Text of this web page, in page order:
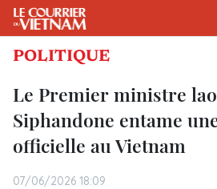
POLITIQUE
Le Premier ministre
Siphandone entame
officielle au Vietnam
07/06/2026 18:09